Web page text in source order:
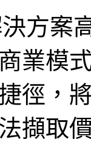
方案
業模
徑，
擷取